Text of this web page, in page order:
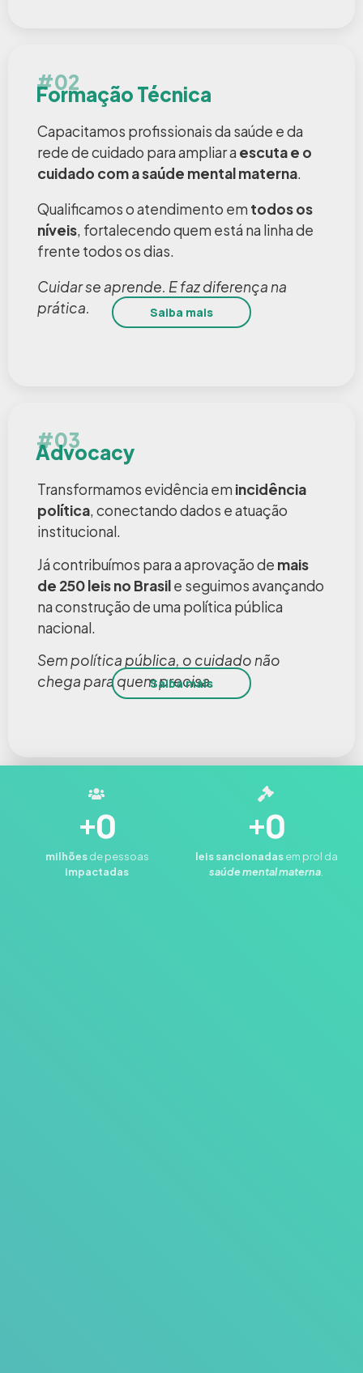
#02
Formação Técnica
Capacitamos profissionais da saúde e da
rede de cuidado para ampliar a escuta e o
cuidado com a saúde mental materna.
Qualificamos o atendimento em todos os
níveis, fortalecendo quem está na linha de
frente todos os dias.
Cuidar se aprende. E faz diferença na
prática.
Saiba mais
#03
Advocacy
Transformamos evidência em incidência
política, conectando dados e atuação
institucional.
Já contribuímos para a aprovação de mais
de 250 leis no Brasile seguimos avançando
na construção de uma política pública
nacional.
Sem política pública, o cuidado não
chega para quem precisa.
Saiba mais
+0
milhõesde pessoas
impactadas
+0
leissancionadasem prol da
saúde mental materna.